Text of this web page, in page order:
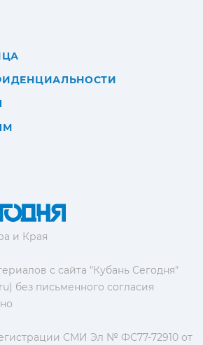
и Края
с сайта "Кубань Сегодня"
без письменного согласия
СМИ Эл № ФС77-72910 от